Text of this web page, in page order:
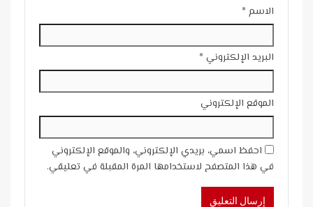
الاسم *
البريد الإلكتروني *
الموقع الإلكتروني
احفظ اسمي، بريدي الإلكتروني، والموقع الإلكتروني
في هذا المتصفح لاستخدامها المرة المقبلة في تعليقي.